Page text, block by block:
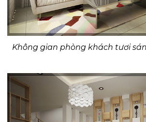
Không gian phòng khách tươi